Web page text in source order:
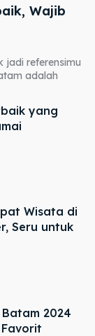
Wajib
jadi referensimu
adalah
yang
Wisata di
Seru untuk
2024